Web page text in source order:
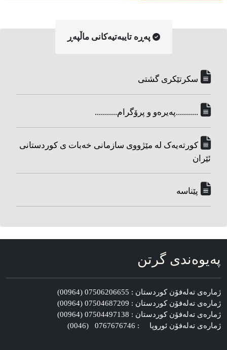
په‌ڕه‌ تایبه‌تیه‌کانی ماڵپه‌ڕ
سکرتێکری گشتی
...........په‌یره‌و و پرۆگرام...........
کورته‌یه‌ک له مێژووی سازمانی خه‌بات ی کوردستانی
ئێران
پێناسه‌
په‌یوه‌ندی گرتن
ژماره‌ی ته‌له‌فۆن کوردستان : 07506206655 (00964)
ژماره‌ی ته‌له‌فۆن کوردستان : 07504687209 (00964)
ژماره‌ی ته‌له‌فۆن کوردستان : 07504497138 (00964)
ژماره‌ی ته‌له‌فۆن ئوروپا : 0767676746 (0046)